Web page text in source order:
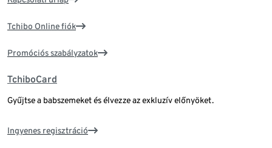
Tchibo Online fiók
Promóciós szabályzatok
TchiboCard
Gyűjtse a babszemeket és élvezze az exkluzív előnyöket.
Ingyenes regisztráció